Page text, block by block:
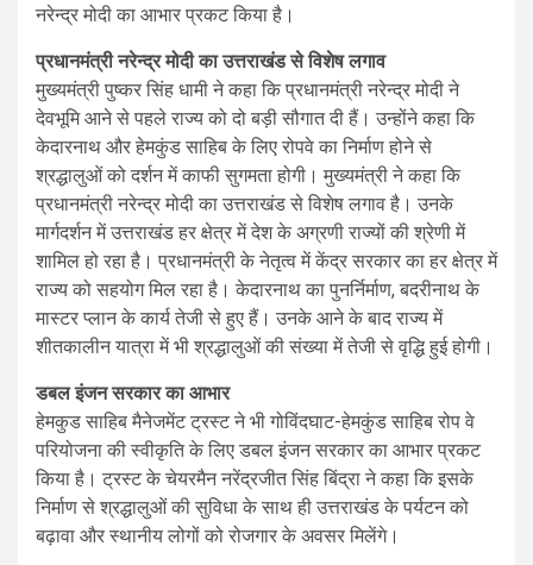
नरेन्द्र मोदी का आभार प्रकट किया है।
प्रधानमंत्री नरेन्द्र मोदी का उत्तराखंड से विशेष लगाव
मुख्यमंत्री पुष्कर सिंह धामी ने कहा कि प्रधानमंत्री नरेन्द्र मोदी ने
देवभूमि आने से पहले राज्य को दो बड़ी सौगात दी हैं। उन्होंने कहा कि
केदारनाथ और हेमकुंड साहिब के लिए रोपवे का निर्माण होने से
श्रद्धालुओं को दर्शन में काफी सुगमता होगी। मुख्यमंत्री ने कहा कि
प्रधानमंत्री नरेन्द्र मोदी का उत्तराखंड से विशेष लगाव है। उनके
मार्गदर्शन में उत्तराखंड हर क्षेत्र में देश के अग्रणी राज्यों की श्रेणी में
शामिल हो रहा है। प्रधानमंत्री के नेतृत्व में केंद्र सरकार का हर क्षेत्र में
राज्य को सहयोग मिल रहा है। केदारनाथ का पुनर्निर्माण, बदरीनाथ के
मास्टर प्लान के कार्य तेजी से हुए हैं। उनके आने के बाद राज्य में
शीतकालीन यात्रा में भी श्रद्धालुओं की संख्या में तेजी से वृद्धि हुई होगी।
डबल इंजन सरकार का आभार
हेमकुड साहिब मैनेजमेंट ट्रस्ट ने भी गोविंदघाट-हेमकुंड साहिब रोप वे
परियोजना की स्वीकृति के लिए डबल इंजन सरकार का आभार प्रकट
किया है। ट्रस्ट के चेयरमैन नरेंद्रजीत सिंह बिंद्रा ने कहा कि इसके
निर्माण से श्रद्धालुओं की सुविधा के साथ ही उत्तराखंड के पर्यटन को
बढ़ावा और स्थानीय लोगों को रोजगार के अवसर मिलेंगे।